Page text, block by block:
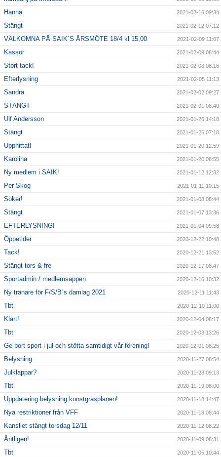
Hanna 2021-02-16 09:34
Stängt 2021-02-12 07:12
VÄLKOMNA PÅ SAIK`S ÅRSMÖTE 18/4 kl 15,00 2021-02-09 11:07
Kassör 2021-02-09 08:44
Stort tack! 2021-02-08 08:16
Efterlysning 2021-02-05 11:13
Sandra 2021-02-02 09:27
STÄNGT 2021-02-01 08:40
Ulf Andersson 2021-01-26 14:18
Stängt 2021-01-25 07:18
Upphittat! 2021-01-20 12:59
Karolina 2021-01-20 08:55
Ny medlem i SAIK! 2021-01-12 12:32
Per Skog 2021-01-11 10:15
Söker! 2021-01-08 08:44
Stängt 2021-01-07 13:36
EFTERLYSNING! 2021-01-04 09:58
Öppetider 2020-12-22 10:48
Tack! 2020-12-21 13:52
Stängt tors & fre 2020-12-17 08:47
Sportadmin / medlemsappen 2020-12-16 10:32
Ny tränare för F/S/B´s damlag 2021 2020-12-11 11:43
Tbt 2020-12-10 11:00
Klart! 2020-12-04 08:17
Tbt 2020-12-03 13:26
Ge bort sport i jul och stötta samtidigt vår förening! 2020-12-01 08:25
Belysning 2020-11-27 08:54
Julklappar? 2020-11-23 09:13
Tbt 2020-11-19 08:00
Uppdatering belysning konstgräsplanen! 2020-11-18 14:47
Nya restriktioner från VFF 2020-11-18 08:44
Kansliet stängt torsdag 12/11 2020-11-12 08:22
Äntligen! 2020-11-09 08:31
Tbt 2020-11-05 10:44